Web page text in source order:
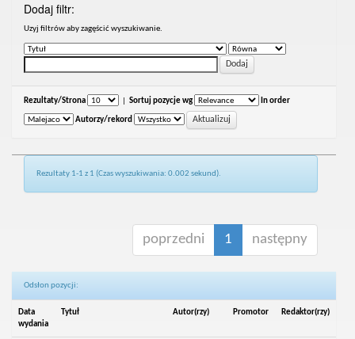
Dodaj filtr:
Uzyj filtrów aby zagęścić wyszukiwanie.
Rezultaty/Strona Sortuj pozycje wg In order
Autorzy/rekord
Rezultaty 1-1 z 1 (Czas wyszukiwania: 0.002 sekund).
poprzedni 1 następny
Odsłon pozycji:
Data
wydania
Tytuł Autor(rzy) Promotor Redaktor(rzy)